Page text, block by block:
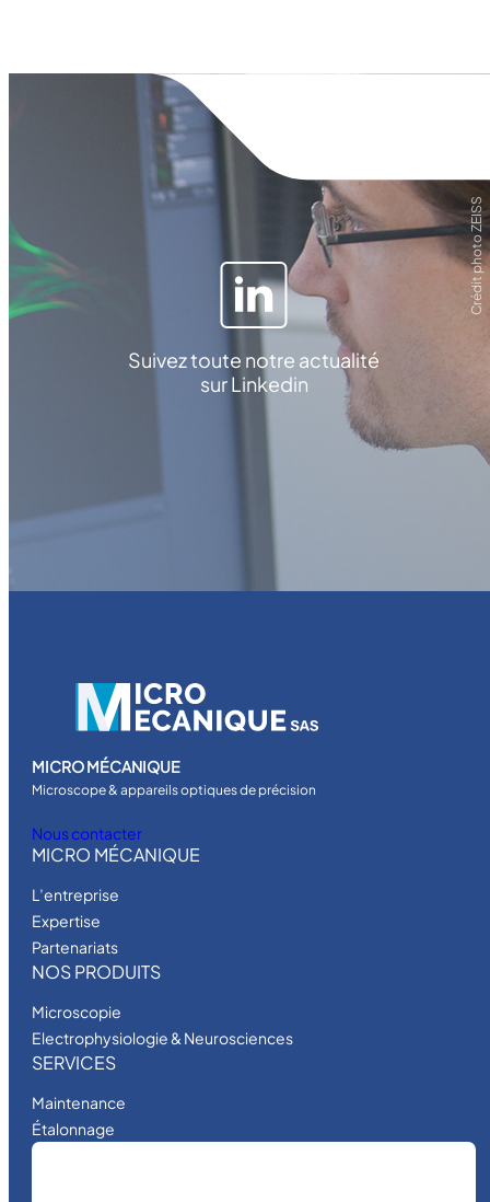
Suivez toute notre actualité
sur Linkedin
MICRO MÉCANIQUE
Microscope & appareils optiques de précision
Nous contacter
MICRO MÉCANIQUE
L’entreprise
Expertise
Partenariats
NOS PRODUITS
Microscopie
Electrophysiologie & Neurosciences
SERVICES
Maintenance
Étalonnage
Crédit photo ZEISS